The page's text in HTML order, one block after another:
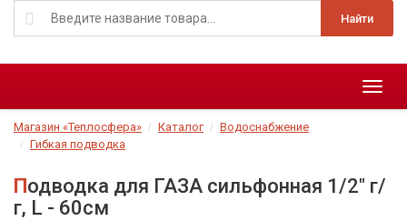
Найти
Меню
Магазин «Теплосфера» Каталог
Водоснабжение
Гибкая подводка
Подводка для ГАЗА сильфонная 1/2" г/
г, L - 60см